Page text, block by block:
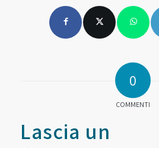
0
COMMENTI
Lascia un